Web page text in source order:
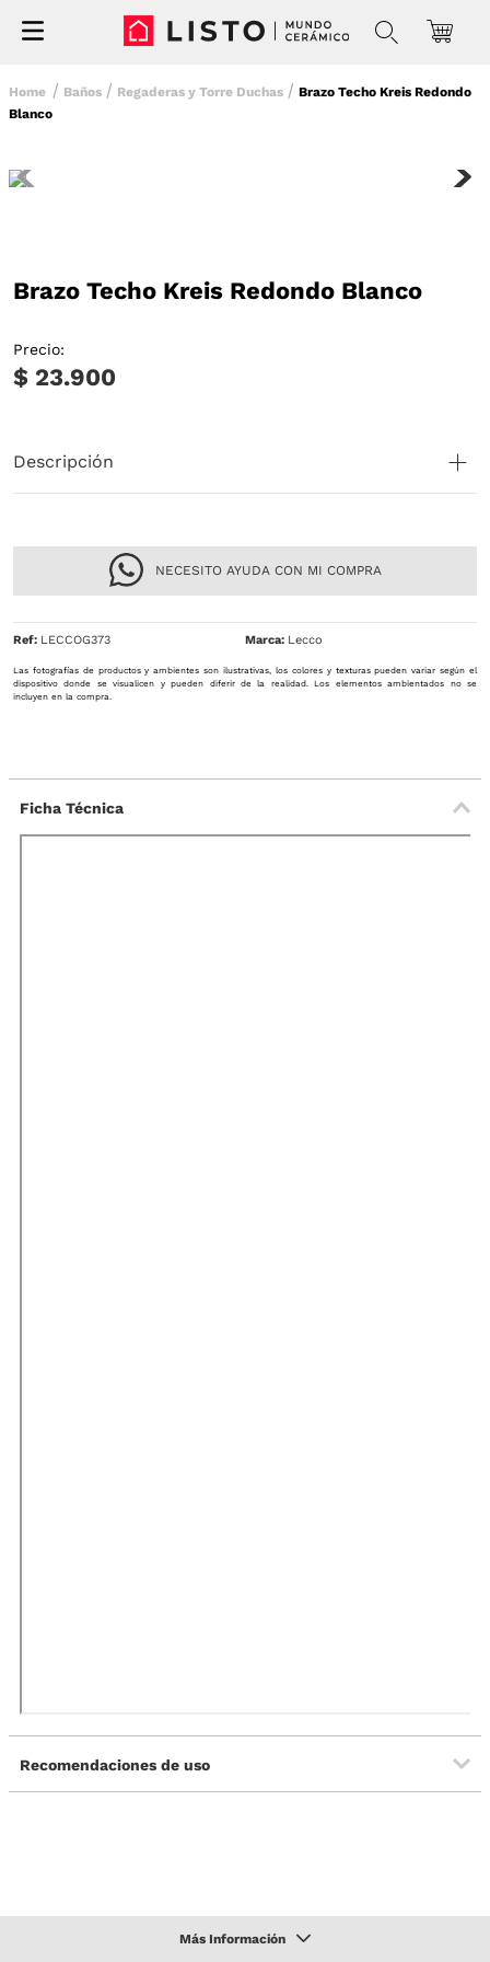
Baños Regaderas y Torre Duchas
Brazo Techo Kreis Redondo
Blanco
Brazo Techo Kreis Redondo Blanco
Precio:
$ 23.900
Descripción
NECESITO AYUDA CON MI COMPRA
Ref: LECCOG373 Lecco
Las fotografías de productos y ambientes son ilustrativas, los colores y texturas pueden variar según el
dispositivo donde se visualicen y pueden diferir de la realidad. Los elementos ambientados no se
incluyen en la compra.
Ficha Técnica
Recomendaciones de uso